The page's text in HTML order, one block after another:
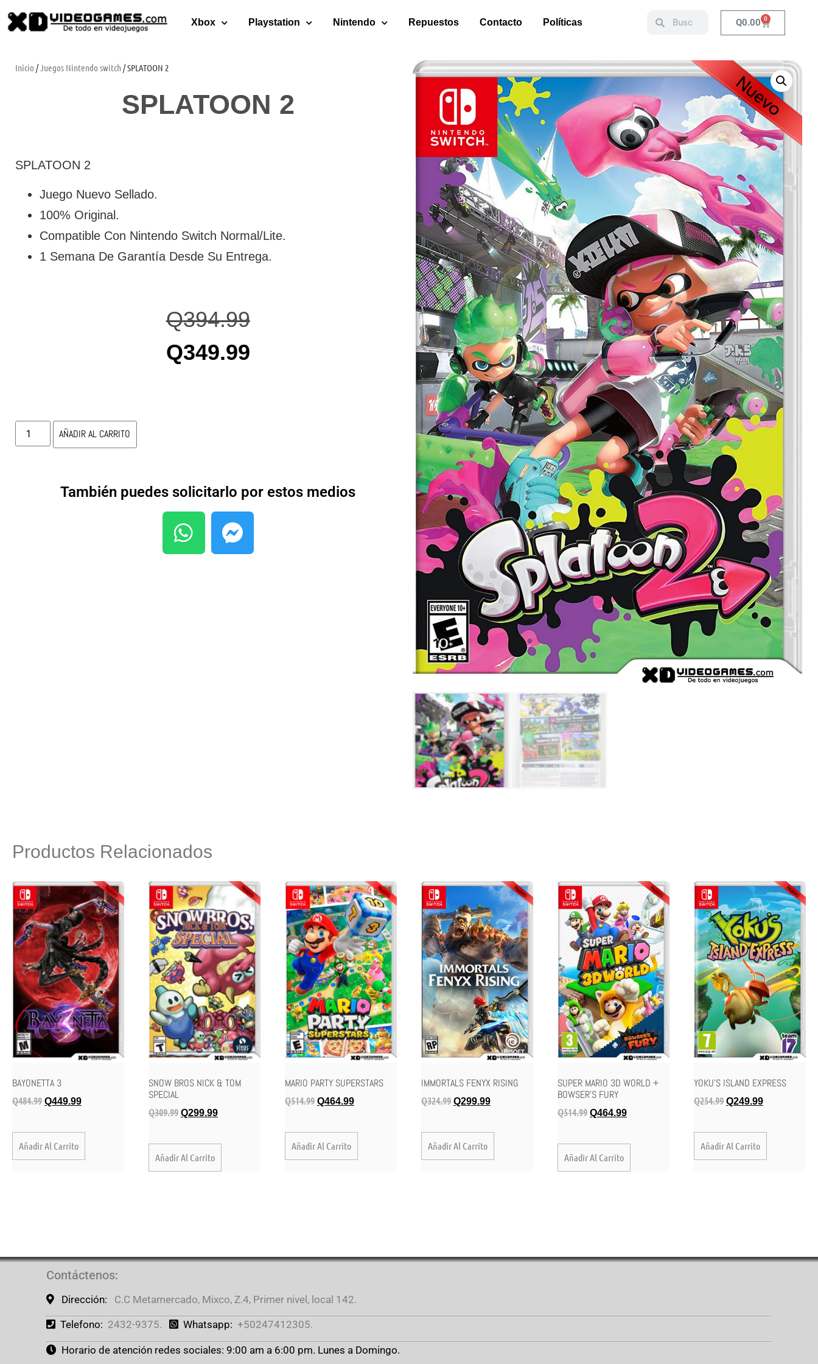
Xbox Playstation Nintendo Repuestos Contacto Políticas Q0.00 0
Inicio /Juegos Nintendo switch / SPLATOON 2
SPLATOON 2
SPLATOON 2
Juego Nuevo Sellado.
100% Original.
Compatible Con Nintendo Switch Normal/Lite.
1 Semana De Garantía Desde Su Entrega.
Q394.99
Q349.99
AÑADIR AL CARRITO
También puedes solicitarlo por estos medios
Productos Relacionados
BAYONETTA 3
Q484.99 Q449.99
Añadir Al Carrito
SNOW BROS NICK & TOM
SPECIAL
Q309.99 Q299.99
Añadir Al Carrito
MARIO PARTY SUPERSTARS
Q514.99 Q464.99
Añadir Al Carrito
IMMORTALS FENYX RISING
Q324.99 Q299.99
Añadir Al Carrito
SUPER MARIO 3D WORLD +
BOWSER’S FURY
Q514.99 Q464.99
Añadir Al Carrito
YOKU’S ISLAND EXPRESS
Q254.99 Q249.99
Añadir Al Carrito
Contáctenos:
Dirección: C.C Metamercado, Mixco, Z.4, Primer nivel, local 142.
Telefono: 2432-9375. Whatsapp: +50247412305.
Horario de atención redes sociales: 9:00 am a 6:00 pm. Lunes a Domingo.